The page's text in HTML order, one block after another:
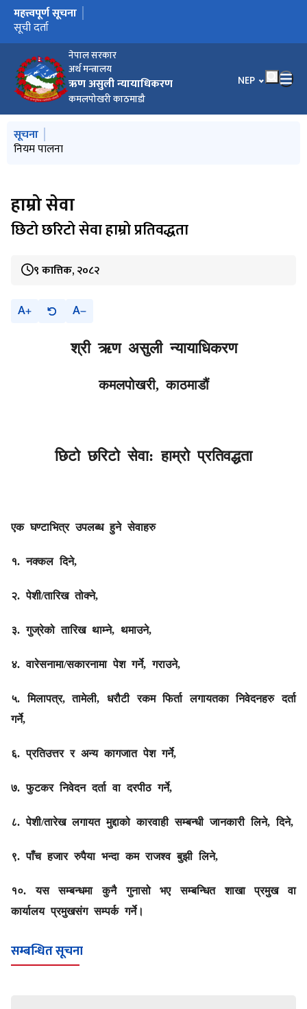
नेपाल सरकार
अर्थ मन्त्रालय
ऋण असुली न्यायाधिकरण
कमलपोखरी काठमाडौ
भाषा चयन गर्नुहोस्
NEP
मुख्य नेभिगेसनमा जानुहोस्
महत्त्वपूर्ण सूचना
सूचना
सूची दर्ता
मुख्य नेभिगेसनमा जानुहोस्
सूचना
नियम पालना
हाम्रो सेवा
छिटो छरिटो सेवा हाम्रो प्रतिवद्धता
९ कात्तिक, २०८२
A A
श्रीऋण असुली न्यायाधिकरण
कमलपोखरी, काठमाडौं
छिटो छरिटो सेवा: हाम्रो प्रतिवद्धता
एक घण्टाभित्र उपलब्ध हुने सेवाहरु
१. नक्‍कल दिने,
२. पेशी/तारिख तोक्ने,
३. गुज्रेको तारिख थाम्ने, थमाउने,
४. वारेसनामा/सकारनामा पेश गर्ने, गराउने,
५. मिलापत्र, तामेली, धरौटी रकम फिर्ता लगायतका निवेदनहरु दर्ता
गर्ने,
६. प्रतिउत्तर र अन्य कागजात पेश गर्ने,
७. फुटकर निवेदन दर्ता वा दरपीठ गर्ने,
८. पेशी/तारेख लगायत मुद्दाको कारवाही सम्बन्धी जानकारी लिने, दिने,
९. पाँच हजार रुपैया भन्दा कम राजश्‍व बुझी लिने,
१०. यस सम्बन्धमा कुनै गुनासो भए सम्बन्धित शाखा प्रमुख वा
कार्यालय प्रमुखसंग सम्पर्क गर्ने।
सम्बन्धित सूचना